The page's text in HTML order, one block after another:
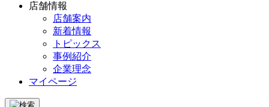
店舗情報
店舗案内
新着情報
トピックス
事例紹介
企業理念
マイページ